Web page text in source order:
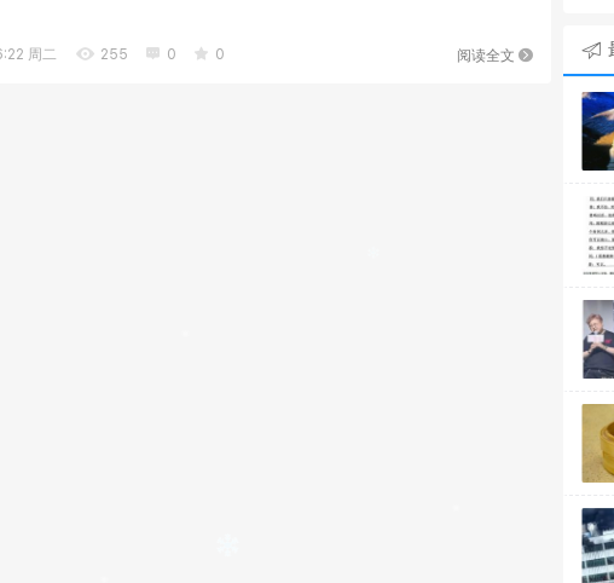
阅读全文
周二 255 0 0